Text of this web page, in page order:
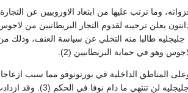
وما ترتب عليها من ابتعاد الاوروبيين عن
الى مدير لاجوس دانتون يعلن ترحيبه لقدوم التجار
وقد رد دانتون على جليجليه طالبا منه التخلي عن سياسة
وهو في حماية البريطانيين (2).
المناطق الداخلية في بورتونوفو مما سبب